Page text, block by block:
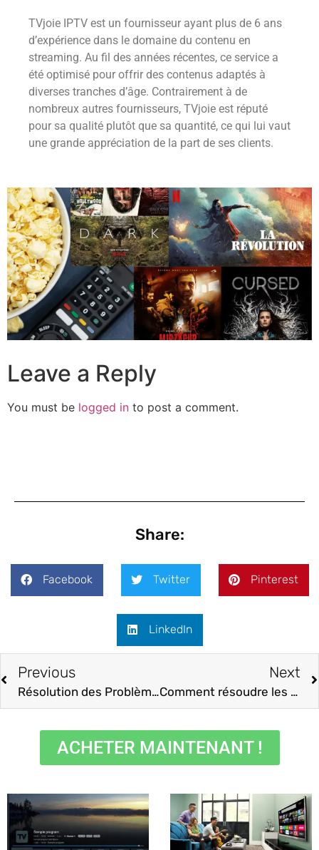
TVjoie IPTV est un fournisseur ayant plus de 6 ans
d’expérience dans le domaine du contenu en
streaming. Au fil des années récentes, ce service a
été optimisé pour offrir des contenus adaptés à
diverses tranches d’âge. Contrairement à de
nombreux autres fournisseurs, TVjoie est réputé
pour sa qualité plutôt que sa quantité, ce qui lui vaut
une grande appréciation de la part de ses clients.
Leave a Reply
You must be logged in to post a comment.
Share:
Facebook Twitter Pinterest
LinkedIn
Previous
Résolution des Problèmes Courants de IPTV : Votre Guide Complet
Next
Comment résoudre les problèmes et les interruptions de l’IPTV ?
ACHETER MAINTENANT !